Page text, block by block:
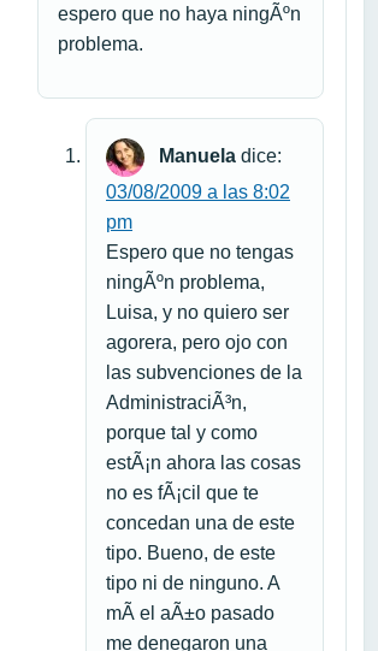
espero que no haya ningÃºn
problema.
Manuela dice:
03/08/2009 a las 8:02
pm
Espero que no tengas
ningÃºn problema,
Luisa, y no quiero ser
agorera, pero ojo con
las subvenciones de la
AdministraciÃ³n,
porque tal y como
estÃ¡n ahora las cosas
no es fÃ¡cil que te
concedan una de este
tipo. Bueno, de este
tipo ni de ninguno. A
mÃ­ el aÃ±o pasado
me denegaron una